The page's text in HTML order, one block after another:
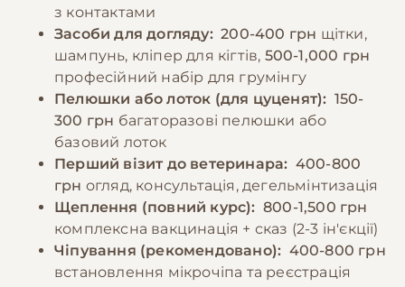
з контактами
Засоби для догляду: 200-400 грн щітки,
шампунь, кліпер для кігтів, 500-1,000 грн
професійний набір для грумінгу
Пелюшки або лоток (для цуценят): 150-
300 грн багаторазові пелюшки або
базовий лоток
Перший візит до ветеринара: 400-800
грн огляд, консультація, дегельмінтизація
Щеплення (повний курс): 800-1,500 грн
комплексна вакцинація + сказ (2-3 ін'єкції)
Чіпування (рекомендовано): 400-800 грн
встановлення мікрочіпа та реєстрація